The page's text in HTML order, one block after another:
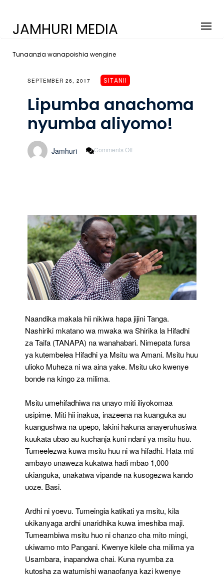
JAMHURI MEDIA
Tunaanzia wanapoishia wengine
SEPTEMBER 26, 2017 SITANII
Lipumba anachoma
nyumba aliyomo!
Jamhuri Comments Off
Naandika makala hii nikiwa hapa jijini Tanga.
Nashiriki mkatano wa mwaka wa Shirika la Hifadhi
za Taifa (TANAPA) na wanahabari. Nimepata fursa
ya kutembelea Hifadhi ya Msitu wa Amani. Msitu huu
ulioko Muheza ni wa aina yake. Msitu uko kwenye
bonde na kingo za milima.
Msitu umehifadhiwa na unayo miti iliyokomaa
usipime. Miti hii inakua, inazeena na kuanguka au
kuangushwa na upepo, lakini hakuna anayeruhusiwa
kuukata ubao au kuchanja kuni ndani ya msitu huu.
Tumeelezwa kuwa msitu huu ni wa hifadhi. Hata mti
ambayo unaweza kukatwa hadi mbao 1,000
ukianguka, unakatwa vipande na kusogezwa kando
uoze. Basi.
Ardhi ni yoevu. Tumeingia katikati ya msitu, kila
ukikanyaga ardhi unaridhika kuwa imeshiba maji.
Tumeambiwa msitu huo ni chanzo cha mito mingi,
ukiwamo mto Pangani. Kwenye kilele cha milima ya
Usambara, inapandwa chai. Kuna nyumba za
kutosha za watumishi wanaofanya kazi kwenye